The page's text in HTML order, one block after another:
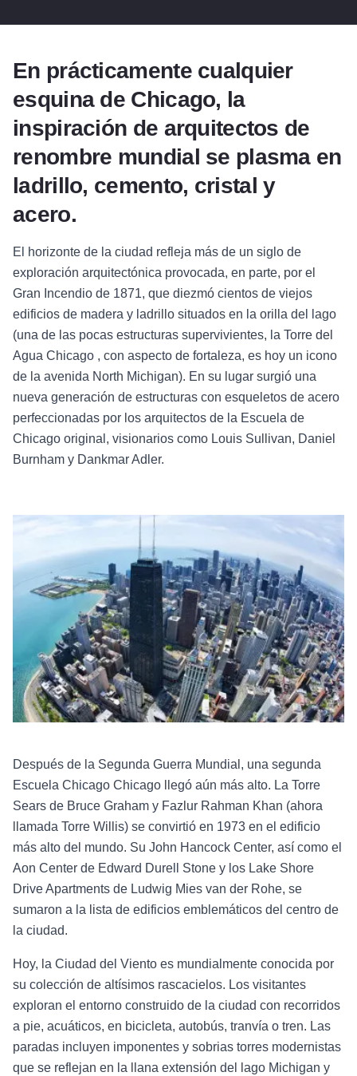
En prácticamente cualquier
esquina de Chicago, la
inspiración de arquitectos de
renombre mundial se plasma en
ladrillo, cemento, cristal y
acero.
El horizonte de la ciudad refleja más de un siglo de
exploración arquitectónica provocada, en parte, por el
Gran Incendio de 1871, que diezmó cientos de viejos
edificios de madera y ladrillo situados en la orilla del lago
(una de las pocas estructuras supervivientes, la Torre del
Agua Chicago , con aspecto de fortaleza, es hoy un icono
de la avenida North Michigan). En su lugar surgió una
nueva generación de estructuras con esqueletos de acero
perfeccionadas por los arquitectos de la Escuela de
Chicago original, visionarios como Louis Sullivan, Daniel
Burnham y Dankmar Adler.
Después de la Segunda Guerra Mundial, una segunda
Escuela Chicago Chicago llegó aún más alto. La Torre
Sears de Bruce Graham y Fazlur Rahman Khan (ahora
llamada Torre Willis) se convirtió en 1973 en el edificio
más alto del mundo. Su John Hancock Center, así como el
Aon Center de Edward Durell Stone y los Lake Shore
Drive Apartments de Ludwig Mies van der Rohe, se
sumaron a la lista de edificios emblemáticos del centro de
la ciudad.
Hoy, la Ciudad del Viento es mundialmente conocida por
su colección de altísimos rascacielos. Los visitantes
exploran el entorno construido de la ciudad con recorridos
a pie, acuáticos, en bicicleta, autobús, tranvía o tren. Las
paradas incluyen imponentes y sobrias torres modernistas
que se reflejan en la llana extensión del lago Michigan y